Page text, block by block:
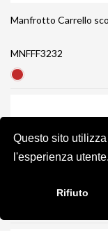
Questo sito
l'esperienza utente.
Rifiuto
Manfrotto Carrello
MNFFF3232
Manfrotto Carrello
MNFFF3235